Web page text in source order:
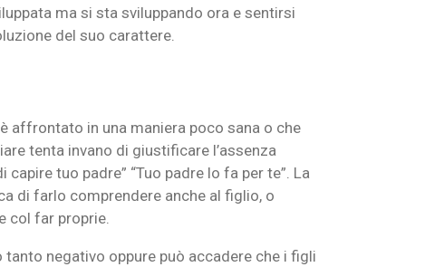
ma si sta sviluppando ora e sentirsi
del suo carattere.
affrontato in una maniera poco sana o che
tenta invano di giustificare l’assenza
tuo padre” “Tuo padre lo fa per te”. La
di farlo comprendere anche al figlio, o
col far proprie.
negativo oppure può accadere che i figli